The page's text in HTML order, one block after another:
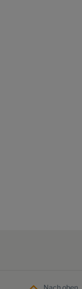
Nach oben